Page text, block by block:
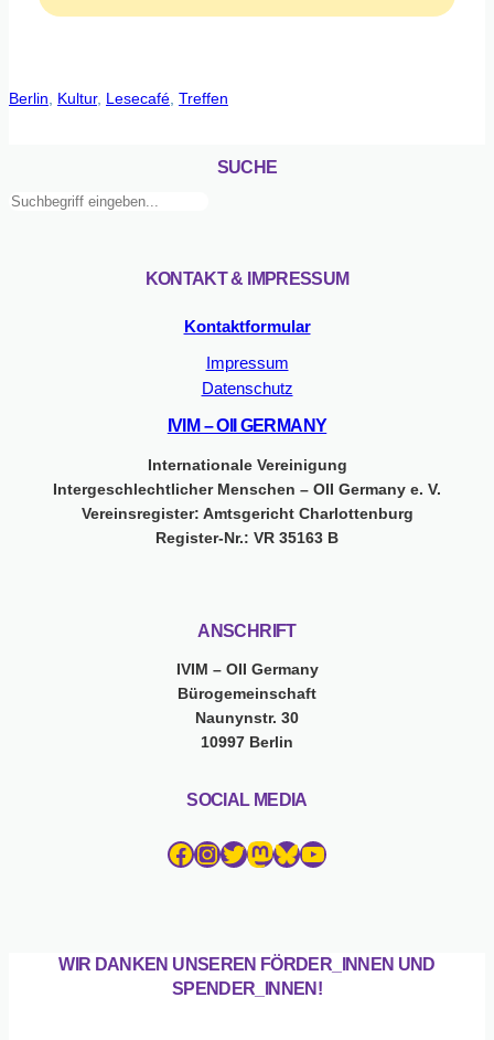
Berlin Kultur, Lesecafé Treffen
SUCHE
Suchen
KONTAKT & IMPRESSUM
Kontaktformular
Impressum
Datenschutz
IVIM – OII GERMANY
Internationale Vereinigung
Intergeschlechtlicher Menschen – OII Germany e. V.
Vereinsregister: Amtsgericht Charlottenburg
Register-Nr.: VR 35163 B
ANSCHRIFT
IVIM – OII Germany
Bürogemeinschaft
Naunynstr. 30
10997 Berlin
SOCIAL MEDIA
Facebook InstagramTwitter Mastodon Bluesky YouTube
WIR DANKEN UNSEREN FÖRDER_INNEN UND
SPENDER_INNEN!